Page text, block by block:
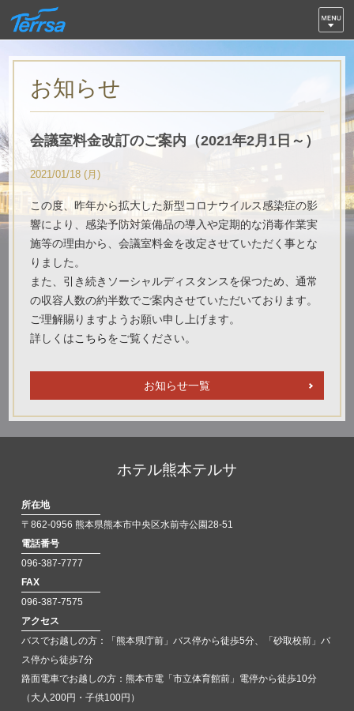
お知らせ
会議室料金改訂のご案内（2021年2月1日～）
2021/01/18 (月)
この度、昨年から拡大した新型コロナウイルス感染症の影
響により、感染予防対策備品の導入や定期的な消毒作業実
施等の理由から、会議室料金を改定させていただく事とな
りました。
また、引き続きソーシャルディスタンスを保つため、通常
の収容人数の約半数でご案内させていただいております。
ご理解賜りますようお願い申し上げます。
詳しくはこちらをご覧ください。
お知らせ一覧
ホテル熊本テルサ
所在地
〒862-0956 熊本県熊本市中央区水前寺公園28-51
電話番号
096-387-7777
FAX
096-387-7575
アクセス
バスでお越しの方：「熊本県庁前」バス停から徒歩5分、「砂取校前」バ
ス停から徒歩7分
路面電車でお越しの方：熊本市電「市立体育館前」電停から徒歩10分
（大人200円・子供100円）